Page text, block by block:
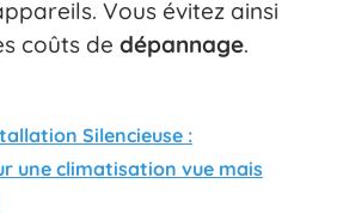
Vous évitez ainsi
coûts de dépannage.
Silencieuse :
une climatisation vue mais